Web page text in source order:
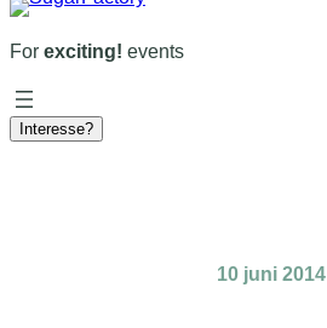
For exciting! events
Interesse?
10 juni 2014